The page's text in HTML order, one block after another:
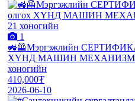
1
🚜🦺Мэргэжлийн
ХҮНД МАШИН МЕХАНИЗМЫН
хоногийн
410,000₮
2026-06-10